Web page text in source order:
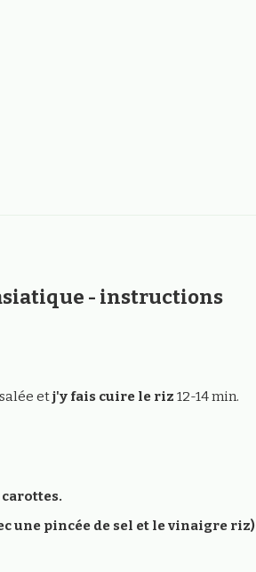
- instructions
etj'y fais cuire le riz 12-14 min.
une pincée de sel et le vinaigre riz)